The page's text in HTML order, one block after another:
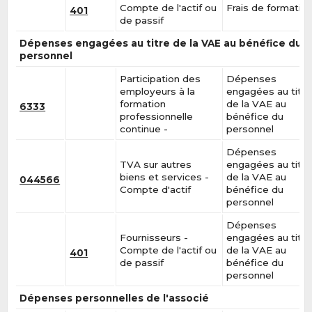
401
Compte de l'actif ou
de passif
Frais de
Dépenses engagées au titre de la VAE au bénéfice du
personnel
6333
Participation des
employeurs à la
formation
professionnelle
continue -
Dépenses
engagées au titre
de la VAE au
bénéfice du
personnel
044566
TVA sur autres
biens et services -
Compte d'actif
Dépenses
engagées au titre
de la VAE au
bénéfice du
personnel
401
Fournisseurs -
Compte de l'actif ou
de passif
Dépenses
engagées au titre
de la VAE au
bénéfice du
personnel
Dépenses personnelles de l'associé